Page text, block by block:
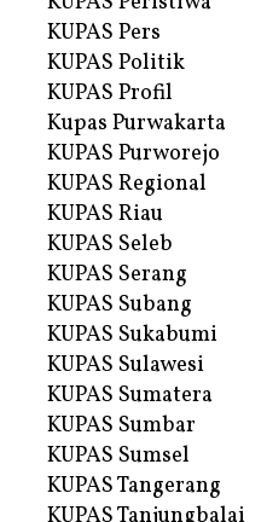
KUPAS Pers
KUPAS Politik
KUPAS Profil
Kupas Purwakarta
KUPAS Purworejo
KUPAS Regional
KUPAS Riau
KUPAS Seleb
KUPAS Serang
KUPAS Subang
KUPAS Sukabumi
KUPAS Sulawesi
KUPAS Sumatera
KUPAS Sumbar
KUPAS Sumsel
KUPAS Tangerang